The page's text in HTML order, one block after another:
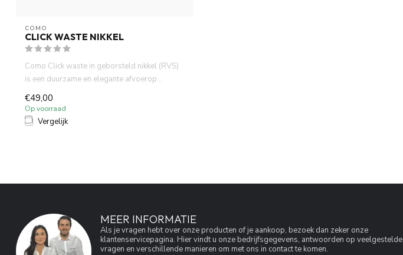
COMO
CLICK WASTE NIKKEL
Como Click waste in geborsteld nikkel (RVS)
is een duurzame en elegante afvoerop...
€49,00
Op voorraad
Vergelijk
MEER INFORMATIE
Als je vragen hebt over onze producten of je aankoop, bezoek dan zeker onze
klantenservicepagina. Hier vindt u onze bedrijfsgegevens, antwoorden op veelgestelde
vragen en verschillende manieren om met ons in contact te komen.